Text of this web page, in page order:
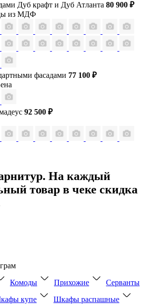
Дуб крафт и Дуб Атланта 80 900 ₽
из МДФ
фасадами 77 100 ₽
92 500 ₽
На каждый
товар в чеке скидка
Комоды Прихожие
Серванты
купе
Шкафы распашные